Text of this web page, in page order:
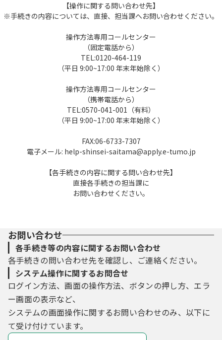
【操作に関する問い合わせ先】
※手続きの内容については、直接、担当課へお問い合わせください。
操作方法専用コールセンター
（固定電話から）
TEL:0120-464-119
（平日 9:00~17:00 年末年始除く）
操作方法専用コールセンター
（携帯電話から）
TEL:0570-041-001（有料）
（平日 9:00~17:00 年末年始除く）
FAX:06-6733-7307
電子メール: help-shinsei-saitama@apply.e-tumo.jp
【各手続きの内容に関する問い合わせ先】
直接各手続きの担当課に
お問い合わせください。
お問い合わせ
各手続き等の内容に関するお問い合わせ
各手続きの問い合わせ先を確認し、ご連絡ください。
システム操作に関するお問合せ
ログイン方法、画面の操作方法、ボタンの押し方、エラ
ー画面の表示など、
システムの画面操作に関するお問い合わせのみ、以下に
て受け付けています。